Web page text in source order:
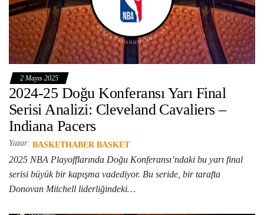
2 Mayıs 2025
2024-25 Doğu Konferansı Yarı Final
Serisi Analizi: Cleveland Cavaliers –
Indiana Pacers
Yazar: BASKETHABER BASKET
2025 NBA Playofflarında Doğu Konferansı’ndaki bu yarı final
serisi büyük bir kapışma vadediyor. Bu seride, bir tarafta
Donovan Mitchell liderliğindeki…